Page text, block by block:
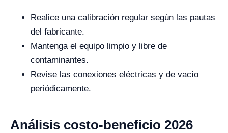
Realice una calibración regular según las pautas
del fabricante.
Mantenga el equipo limpio y libre de
contaminantes.
Revise las conexiones eléctricas y de vacío
periódicamente.
Análisis costo-beneficio 2026